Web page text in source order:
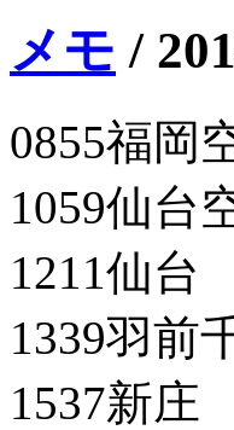
メモ /
0855福
1059仙
1211仙
1339羽
1537新